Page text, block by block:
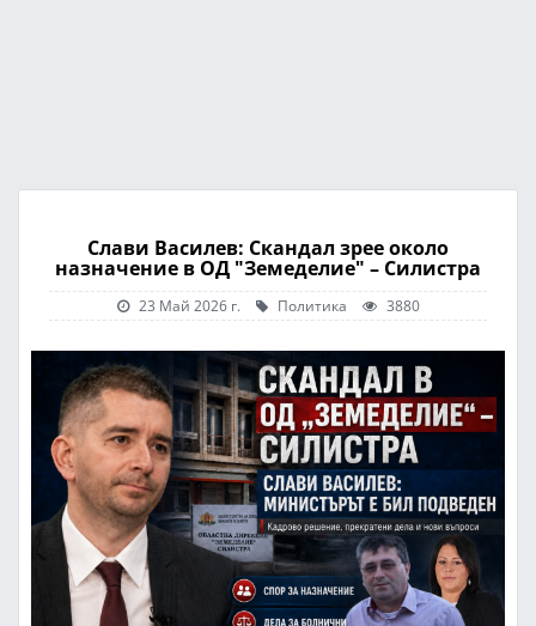
Слави Василев: Скандал зрее около
назначение в ОД "Земеделие" – Силистра
23 Май 2026 г. Политика 3880